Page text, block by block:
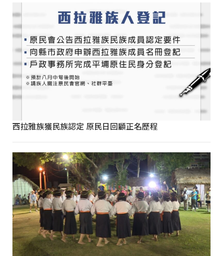
西拉雅族獲民族認定 原民日回顧正名歷程